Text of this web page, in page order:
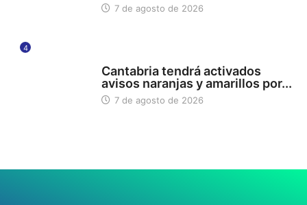
7 de agosto de 2026
4
Cantabria tendrá activados
avisos naranjas y amarillos por...
7 de agosto de 2026